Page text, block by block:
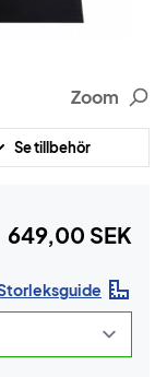
Zoom
Se tillbehör
649,00 SEK